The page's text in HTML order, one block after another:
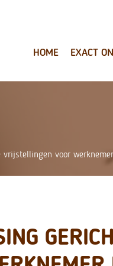
HOME EXACT
vrijstellingen voor